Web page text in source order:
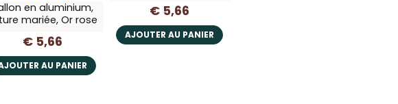
en aluminium,
mariée, Or rose
€ 5,66
AU PANIER
€ 5,66
AJOUTER AU PANIER